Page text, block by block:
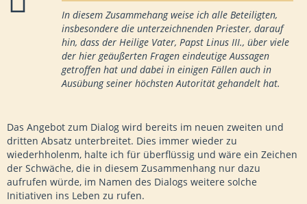
In diesem Zusammehang weise ich alle Beteiligten,
insbesondere die unterzeichnenden Priester, darauf
hin, dass der Heilige Vater, Papst Linus III., über viele
der hier geäußerten Fragen eindeutige Aussagen
getroffen hat und dabei in einigen Fällen auch in
Ausübung seiner höchsten Autorität gehandelt hat.
Das Angebot zum Dialog wird bereits im neuen zweiten und
dritten Absatz unterbreitet. Dies immer wieder zu
wiederhholenm, halte ich für überflüssig und wäre ein Zeichen
der Schwäche, die in diesem Zusammenhang nur dazu
aufrufen würde, im Namen des Dialogs weitere solche
Initiativen ins Leben zu rufen.